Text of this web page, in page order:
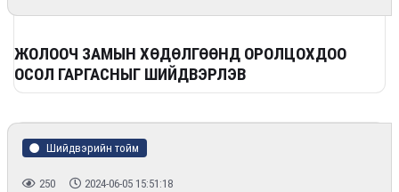
ЖОЛООЧ ЗАМЫН ХӨДӨЛГӨӨНД ОРОЛЦОХДОО
ОСОЛ ГАРГАСНЫГ ШИЙДВЭРЛЭВ
Шийдвэрийн тойм
250 2024-06-05 15:51:18